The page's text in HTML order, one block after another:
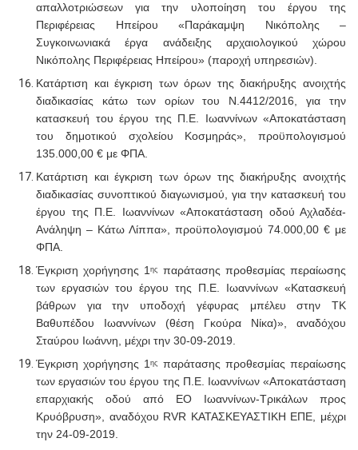
απαλλοτριώσεων για την υλοποίηση του έργου της
Περιφέρειας Ηπείρου «Παράκαμψη Νικόπολης –
Συγκοινωνιακά έργα ανάδειξης αρχαιολογικού χώρου
Νικόπολης Περιφέρειας Ηπείρου» (παροχή υπηρεσιών).
Κατάρτιση και έγκριση των όρων της διακήρυξης ανοιχτής
διαδικασίας κάτω των ορίων του Ν.4412/2016, για την
κατασκευή του έργου της Π.Ε. Ιωαννίνων «Αποκατάσταση
του δημοτικού σχολείου Κοσμηράς», προϋπολογισμού
135.000,00 € με ΦΠΑ.
Κατάρτιση και έγκριση των όρων της διακήρυξης ανοιχτής
διαδικασίας συνοπτικού διαγωνισμού, για την κατασκευή του
έργου της Π.Ε. Ιωαννίνων «Αποκατάσταση οδού Αχλαδέα-
Ανάληψη – Κάτω Λίππα», προϋπολογισμού 74.000,00 € με
ΦΠΑ.
Έγκριση χορήγησης 1ης
παράτασης προθεσμίας περαίωσης
των εργασιών του έργου της Π.Ε. Ιωαννίνων «Κατασκευή
βάθρων για την υποδοχή γέφυρας μπέλευ στην ΤΚ
Βαθυπέδου Ιωαννίνων (θέση Γκούρα Νίκα)», αναδόχου
Σταύρου Ιωάννη, μέχρι την 30-09-2019.
Έγκριση χορήγησης 1ης
παράτασης προθεσμίας περαίωσης
των εργασιών του έργου της Π.Ε. Ιωαννίνων «Αποκατάσταση
επαρχιακής οδού από ΕΟ Ιωαννίνων-Τρικάλων προς
Κρυόβρυση», αναδόχου RVR ΚΑΤΑΣΚΕΥΑΣΤΙΚΗ ΕΠΕ, μέχρι
την 24-09-2019.